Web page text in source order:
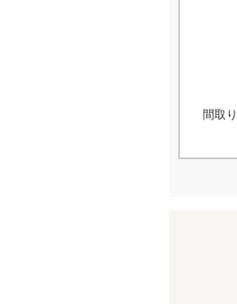
間取り